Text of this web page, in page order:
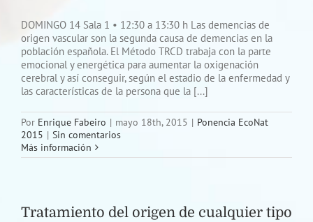
DOMINGO 14 Sala 1 • 12:30 a 13:30 h Las demencias de
origen vascular son la segunda causa de demencias en la
población española. El Método TRCD trabaja con la parte
emocional y energética para aumentar la oxigenación
cerebral y así conseguir, según el estadio de la enfermedad y
las características de la persona que la [...]
Por Enrique Fabeiro | mayo 18th, 2015 | Ponencia EcoNat
2015 | Sin comentarios
Más información
Tratamiento del origen de cualquier tipo